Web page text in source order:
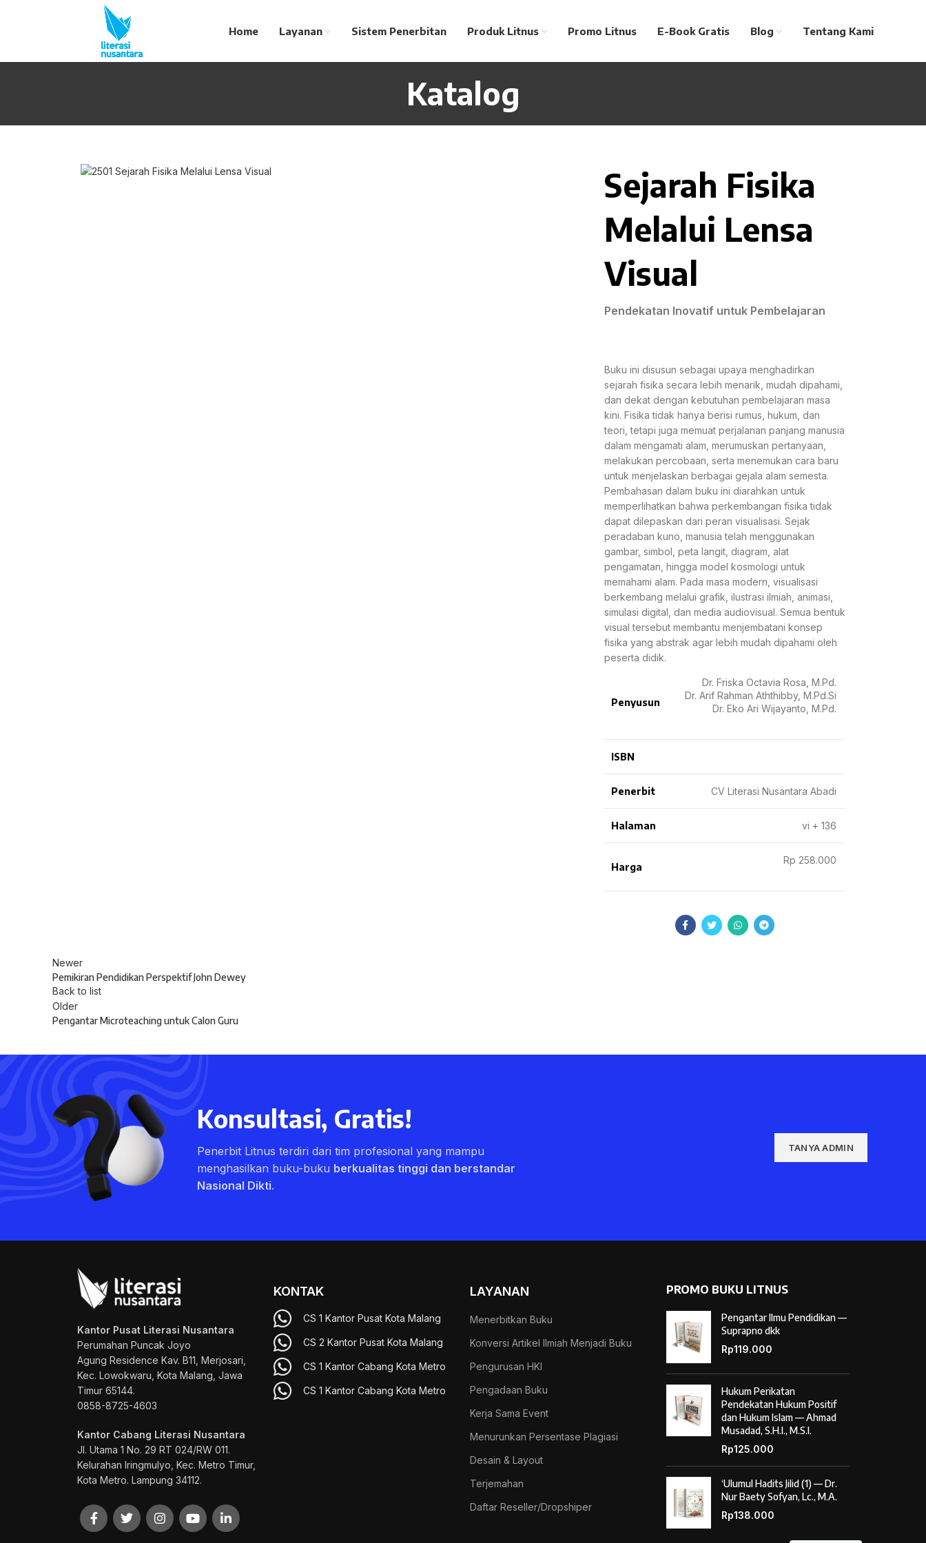
Home Layanan Sistem Penerbitan Produk Litnus Promo Litnus E-Book Gratis Blog Tentang Kami
Katalog
Sejarah Fisika
Melalui Lensa
Visual
Pendekatan Inovatif untuk Pembelajaran
Buku ini disusun sebagai upaya menghadirkan
sejarah fisika secara lebih menarik, mudah dipahami,
dan dekat dengan kebutuhan pembelajaran masa
kini. Fisika tidak hanya berisi rumus, hukum, dan
teori, tetapi juga memuat perjalanan panjang manusia
dalam mengamati alam, merumuskan pertanyaan,
melakukan percobaan, serta menemukan cara baru
untuk menjelaskan berbagai gejala alam semesta.
Pembahasan dalam buku ini diarahkan untuk
memperlihatkan bahwa perkembangan fisika tidak
dapat dilepaskan dari peran visualisasi. Sejak
peradaban kuno, manusia telah menggunakan
gambar, simbol, peta langit, diagram, alat
pengamatan, hingga model kosmologi untuk
memahami alam. Pada masa modern, visualisasi
berkembang melalui grafik, ilustrasi ilmiah, animasi,
simulasi digital, dan media audiovisual. Semua bentuk
visual tersebut membantu menjembatani konsep
fisika yang abstrak agar lebih mudah dipahami oleh
peserta didik.
Penyusun
Dr. Friska Octavia Rosa, M.Pd.
Dr. Arif Rahman Aththibby, M.Pd.Si
Dr. Eko Ari Wijayanto, M.Pd.
ISBN
Penerbit CV Literasi Nusantara Abadi
Halaman vi + 136
Harga
Rp 258.000
Newer
Pemikiran Pendidikan Perspektif John Dewey
Back to list
Older
Pengantar Microteaching untuk Calon Guru
Konsultasi, Gratis!
Penerbit Litnus terdiri dari tim profesional yang mampu
menghasilkan buku-buku berkualitas tinggi dan berstandar
Nasional Dikti.
TANYA ADMIN
Kantor Pusat Literasi Nusantara
Perumahan Puncak Joyo
Agung Residence Kav. B11, Merjosari,
Kec. Lowokwaru, Kota Malang, Jawa
Timur 65144.
0858-8725-4603
Kantor Cabang Literasi Nusantara
Jl. Utama 1 No. 29 RT 024/RW 011.
Kelurahan Iringmulyo, Kec. Metro Timur,
Kota Metro. Lampung 34112.
KONTAK
CS 1 Kantor Pusat Kota Malang
CS 2 Kantor Pusat Kota Malang
CS 1 Kantor Cabang Kota Metro
CS 1 Kantor Cabang Kota Metro
LAYANAN
Menerbitkan Buku
Konversi Artikel Ilmiah Menjadi Buku
Pengurusan HKI
Pengadaan Buku
Kerja Sama Event
Menurunkan Persentase Plagiasi
Desain & Layout
Terjemahan
Daftar Reseller/Dropshiper
PROMO BUKU LITNUS
Pengantar Ilmu Pendidikan —
Suprapno dkk
Rp119.000
Hukum Perikatan
Pendekatan Hukum Positif
dan Hukum Islam — Ahmad
Musadad, S.H.I., M.S.I.
Rp125.000
‘Ulumul Hadits Jilid (1) — Dr.
Nur Baety Sofyan, Lc., M.A.
Rp138.000